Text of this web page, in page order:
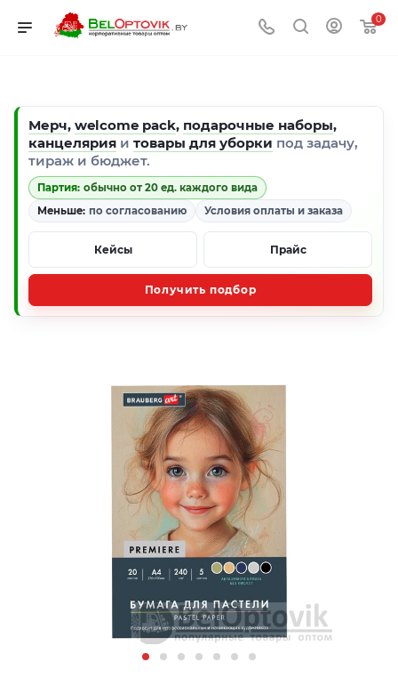
0
Мерч, welcome pack, подарочные наборы,
канцелярия и товары для уборки под задачу,
тираж и бюджет.
Партия: обычно от 20 ед. каждого вида
Меньше: по согласованию Условия оплаты и заказа
Кейсы Прайс
Получить подбор